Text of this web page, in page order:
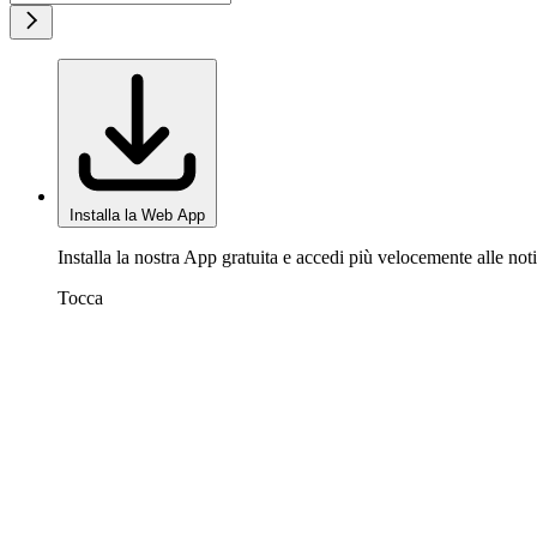
Installa la Web App
Installa la nostra App gratuita e accedi più velocemente alle
Tocca